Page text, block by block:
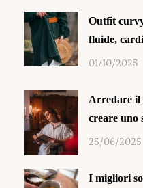
Outfit
fluide,
01/10/2025
Arredare il
creare uno
25/06/2025
I migliori